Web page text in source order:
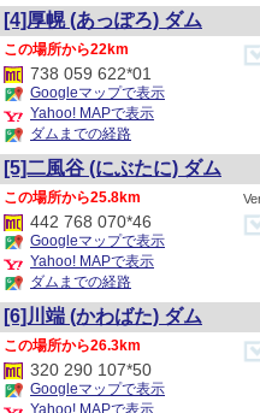
[4]厚幌(あっぽろ) ダム
22km
738 059 622*01
Googleマップで表示
Yahoo! MAPで表示
ダムまでの経路
[5]二風谷 (にぶたに) ダム
25.8km
442 768 070*46
Googleマップで表示
Yahoo! MAPで表示
ダムまでの経路
[6]川端 (かわばた) ダム
26.3km
320 290 107*50
Googleマップで表示
Yahoo! MAPで表示